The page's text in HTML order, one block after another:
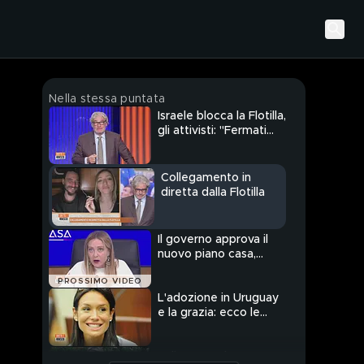
Nella stessa puntata
Israele blocca la Flotilla,
gli attivisti: "Fermati
Collegamento in
diretta dalla Flotilla
PROSSIMO VIDEO
Il governo approva il
nuovo piano casa,
L'adozione in Uruguay
e la grazia: ecco le